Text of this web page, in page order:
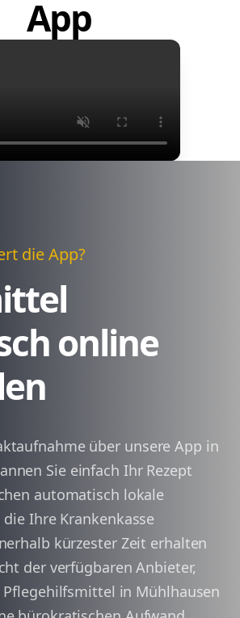
App
die App?
online
über unsere App in
Sie einfach Ihr Rezept
automatisch lokale
Ihre Krankenkasse
kürzester Zeit erhalten
der verfügbaren Anbieter,
Pflegehilfsmittel in Mühlhausen